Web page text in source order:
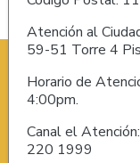
Atención al
59-51 Torre 4
Horario de
4:00pm.
Canal el
220 1999